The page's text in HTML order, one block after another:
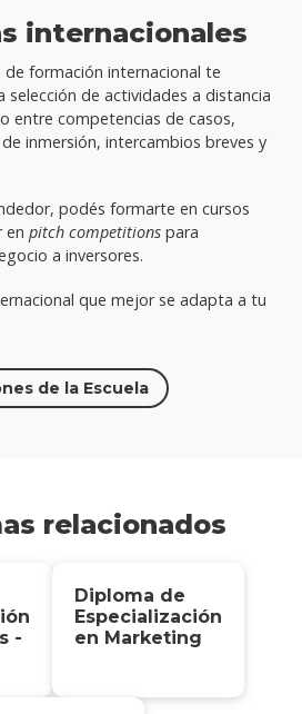
internacionales
formación internacional te
de actividades a distancia
entre competencias de casos,
inmersión, intercambios breves y
podés formarte en cursos
en pitch competitionspara
a inversores.
que mejor se adapta a tu
de la Escuela
relacionados
-
Diploma de
Especialización
en Marketing